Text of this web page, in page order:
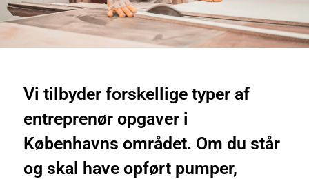
Vi tilbyder forskellige typer af
entreprenør opgaver i
Københavns området. Om du står
og skal have opført pumper,